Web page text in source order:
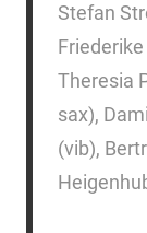
Stefan
Theresia
sax),
(vib),